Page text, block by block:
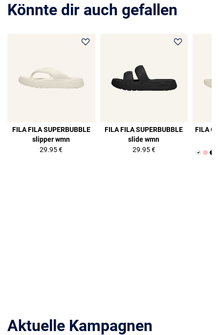
Könnte dir auch gefallen
FILA FILA SUPERBUBBLE
slipper wmn
29.95 €
FILA FILA SUPERBUBBLE
slide wmn
29.95 €
FILA
Aktuelle Kampagnen